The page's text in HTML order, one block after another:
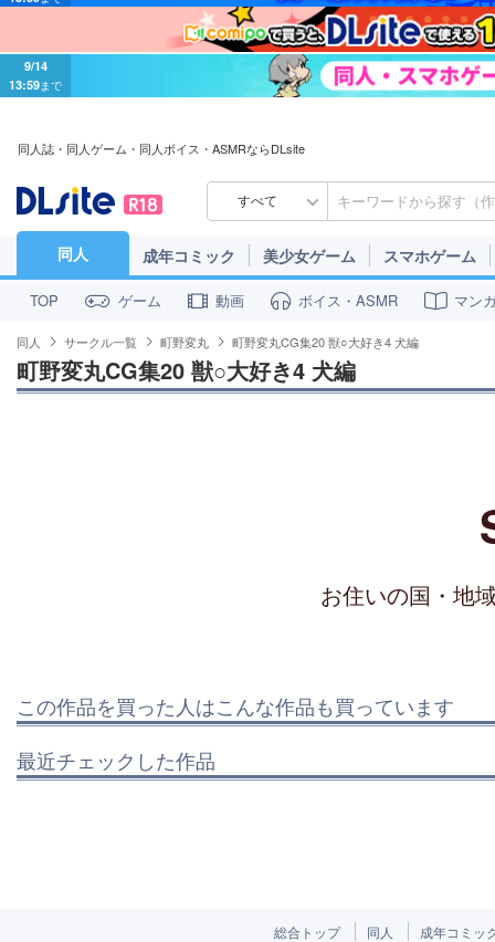
9/14
13:59
同人誌・同人ゲーム・同人ボイス・ASMRならDLsite
すべて
同人 成年コミック 美少女ゲーム スマホゲーム
TOP ゲーム 動画 ボイス・ASMR マン
同人 サークル一覧 町野変丸 町野変丸CG集20 獣○大好き4 犬編
町野変丸CG集20 獣○大好き4 犬編
お住いの国・地
この作品を買った人はこんな作品も買っています
最近チェックした作品
総合トップ 同人 成年コミッ